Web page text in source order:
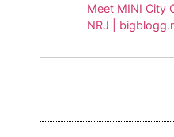
Meet MINI City
NRJ |